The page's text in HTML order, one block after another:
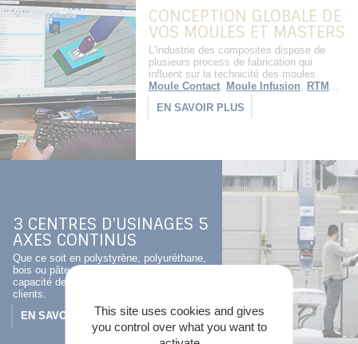
CONCEPTION GLOBALE DE
VOS MOULES ET MASTERS
L'industrie des composites dispose de
plusieurs process de fabrication qui
influent sur la technicité des moules.
Moule Contact, Moule Infusion, RTM ...
EN SAVOIR PLUS
3 CENTRES D'USINAGES 5
AXES CONTINUS
Que ce soit en polystyrène, polyuréthane,
bois ou pâte projetable, nous sommes en
capacité de répondre avec précision à nos
clients.
EN SAVOIR PLUSThis site uses cookies and gives
you control over what you want to